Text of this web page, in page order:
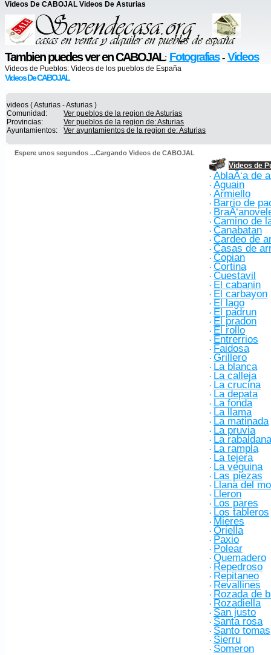
Videos De CABOJAL Videos De Asturias
Tambien puedes ver en CABOJAL: Fotografias- Videos
Videos de Pueblos: Videos de los pueblos de España
Videos De CABOJAL
videos ( Asturias - Asturias )
Comunidad:
Ver pueblos de la region de Asturias
Provincias:
Ver pueblos de la region de: Asturias
Ayuntamientos:
Ver ayuntamientos de la region de: Asturias
Espere unos segundos ...Cargando Videos de CABOJAL
Videos de
· AblaÃ‘a de
· Aguain
· Armiello
· Barrio de
·
· Camino de
· Canabatan
· Cardeo de
· Casas de
· Copian
· Cortina
· Cuestavil
· El cabanin
· El carbayon
· El lago
· El padrun
· El pradon
· El rollo
· Entrerrios
· Faidosa
· Grillero
· La blanca
· La calleja
· La crucina
· La depata
· La fonda
· La llama
· La matinada
· La pruvia
· La rabaldana
· La rampla
· La tejera
· La veguina
· Las piezas
· Llana del
· Lleron
· Los pares
· Los tableros
· Mieres
· Oriella
· Paxio
· Polear
· Quemadero
· Repedroso
· Repitaneo
· Revallines
· Rozada de
· Rozadiella
· San justo
· Santa rosa
· Santo tomas
· Sierru
· Someron